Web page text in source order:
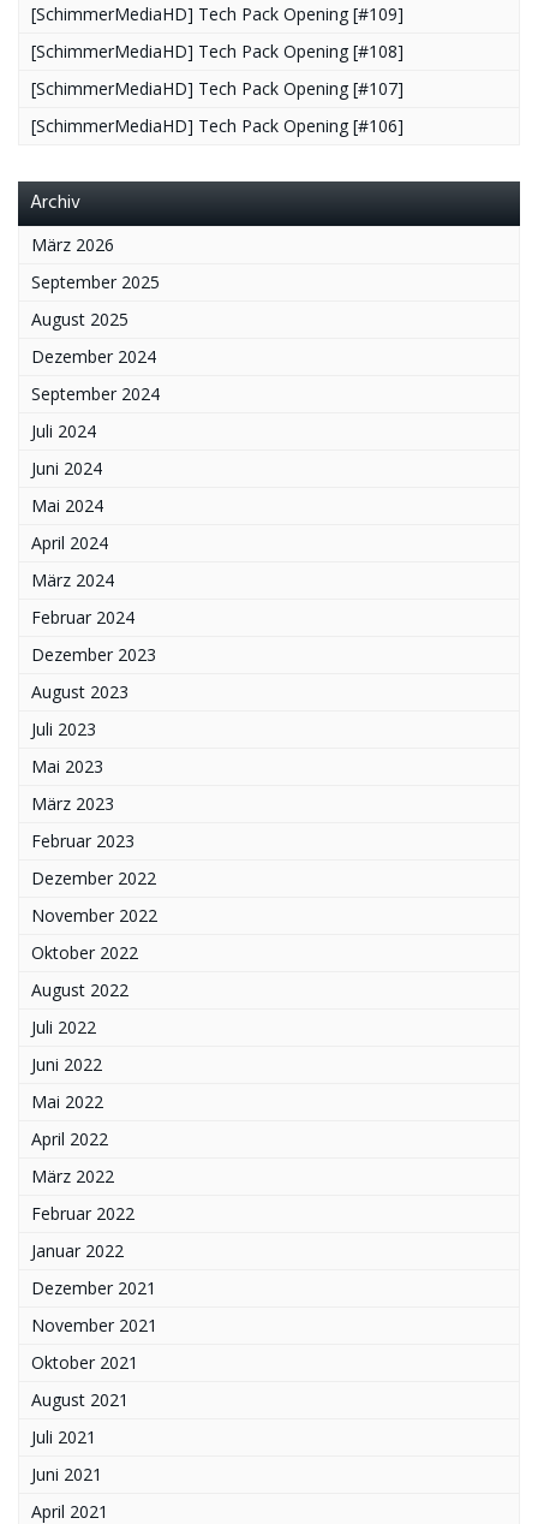
[SchimmerMediaHD] Tech Pack Opening [#109]
[SchimmerMediaHD] Tech Pack Opening [#108]
[SchimmerMediaHD] Tech Pack Opening [#107]
[SchimmerMediaHD] Tech Pack Opening [#106]
Archiv
März 2026
September 2025
August 2025
Dezember 2024
September 2024
Juli 2024
Juni 2024
Mai 2024
April 2024
März 2024
Februar 2024
Dezember 2023
August 2023
Juli 2023
Mai 2023
März 2023
Februar 2023
Dezember 2022
November 2022
Oktober 2022
August 2022
Juli 2022
Juni 2022
Mai 2022
April 2022
März 2022
Februar 2022
Januar 2022
Dezember 2021
November 2021
Oktober 2021
August 2021
Juli 2021
Juni 2021
April 2021